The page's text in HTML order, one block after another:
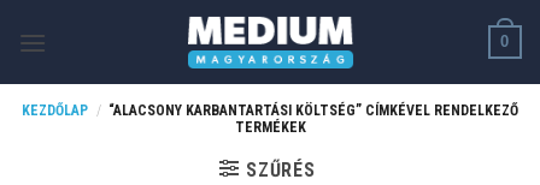
0
KEZDŐLAP / “ALACSONY KARBANTARTÁSI KÖLTSÉG” CÍMKÉVEL RENDELKEZŐ
TERMÉKEK
SZŰRÉS